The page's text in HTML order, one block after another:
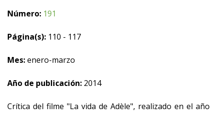
Número: 191
Página(s): 110 - 117
Mes:enero-marzo
Año de publicación: 2014
Crítica del filme "La vida de Adèle", realizado en el año